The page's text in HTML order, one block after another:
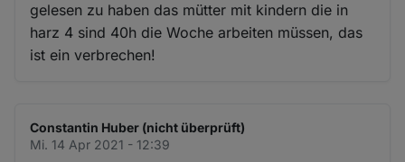
gelesen zu haben das mütter mit kindern die in
harz 4 sind 40h die Woche arbeiten müssen, das
ist ein verbrechen!
Constantin Huber (nicht überprüft)
Mi. 14 Apr 2021 - 12:39